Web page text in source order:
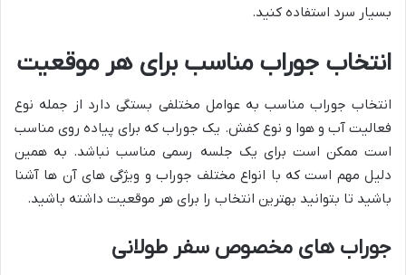
بسیار سرد استفاده کنید.
انتخاب جوراب مناسب برای هر موقعیت
انتخاب جوراب مناسب به عوامل مختلفی بستگی دارد از جمله نوع
فعالیت آب و هوا و نوع کفش. یک جوراب که برای پیاده روی مناسب
است ممکن است برای یک جلسه رسمی مناسب نباشد. به همین
دلیل مهم است که با انواع مختلف جوراب و ویژگی های آن ها آشنا
باشید تا بتوانید بهترین انتخاب را برای هر موقعیت داشته باشید.
جوراب های مخصوص سفر طولانی